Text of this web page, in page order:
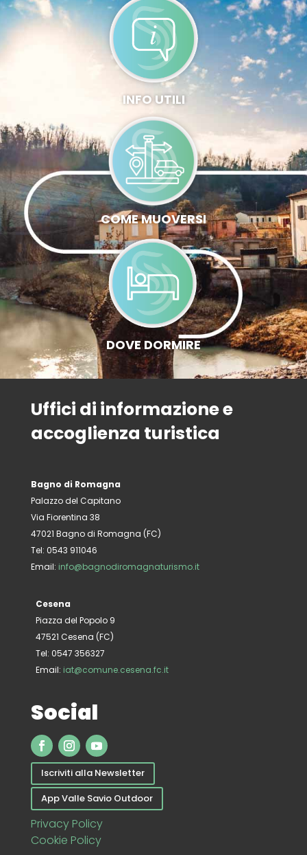
INFO UTILI
COME MUOVERSI
DOVE DORMIRE
Uffici di informazione e
accoglienza turistica
Bagno di Romagna
Palazzo del Capitano
Via Fiorentina 38
47021 Bagno di Romagna (FC)
Tel: 0543 911046
Email: info@bagnodiromagnaturismo.it
Cesena
Piazza del Popolo 9
47521 Cesena (FC)
Tel: 0547 356327
Email: iat@comune.cesena.fc.it
Social
Iscriviti alla Newsletter
App Valle Savio Outdoor
Privacy Policy
Cookie Policy